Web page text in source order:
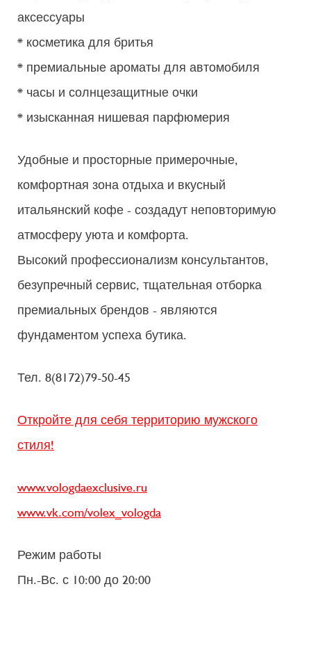
аксессуары
* косметика для бритья
* премиальные ароматы для автомобиля
* часы и солнцезащитные очки
* изысканная нишевая парфюмерия
Удобные и просторные примерочные,
комфортная зона отдыха и вкусный
итальянский кофе - создадут неповторимую
атмосферу уюта и комфорта.
Высокий профессионализм консультантов,
безупречный сервис, тщательная отборка
премиальных брендов - являются
фундаментом успеха бутика.
Тел. 8(8172)79-50-45
Откройте для себя территорию мужского
стиля!
www.vologdaexclusive.ru
www.vk.com/volex_vologda
Режим работы
Пн.-Вс. с 10:00 до 20:00